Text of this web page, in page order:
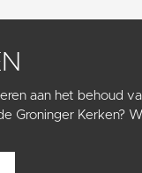
aan het behoud
Groninger Kerken?